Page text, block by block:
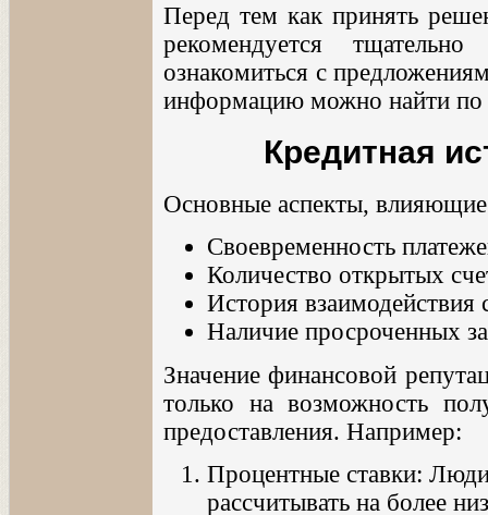
Перед тем как принять
рекомендуется
ознакомиться с
информацию можно найти по
Кредитная
Основные аспекты,
Своевременность
Количество открытых
История
Наличие просроченных
Значение финансовой
только на возможность
предоставления. Например:
Процентные ставки:
рассчитывать на более